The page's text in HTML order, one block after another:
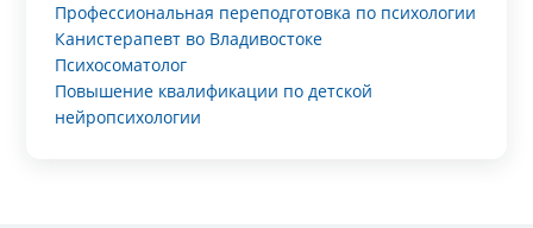
Профессиональная переподготовка по психологии
Канистерапевт во Владивостоке
Психосоматолог
Повышение квалификации по детской
нейропсихологии